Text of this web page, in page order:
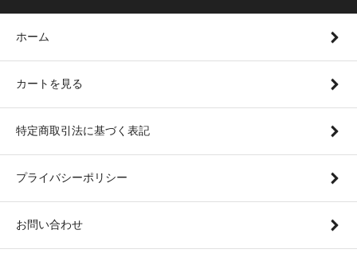
ホーム
カートを見る
特定商取引法に基づく表記
プライバシーポリシー
お問い合わせ